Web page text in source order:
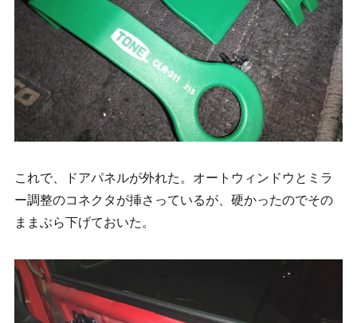
これで、ドアパネルが外れた。オートウィンドウとミラ
ー調整のコネクタが挿さっているが、硬かったのでその
ままぶら下げておいた。